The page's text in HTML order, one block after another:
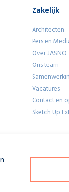
Zakelijk
Architecten
Pers en
Over JASNO
Ons team
Vacatures
Contact en
Sketch Up
Deze